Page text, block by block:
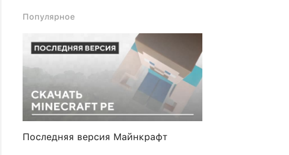
Популярное
Последняя версия Майнкрафт